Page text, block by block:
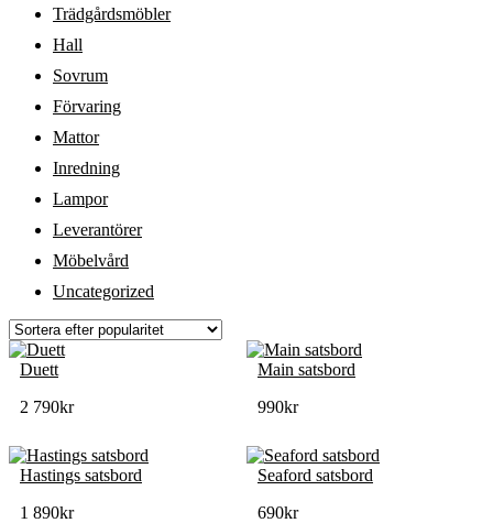
Trädgårdsmöbler
Hall
Sovrum
Förvaring
Mattor
Inredning
Lampor
Leverantörer
Möbelvård
Uncategorized
Duett
2 790kr
Main satsbord
990kr
Hastings satsbord
1 890kr
Seaford satsbord
690kr